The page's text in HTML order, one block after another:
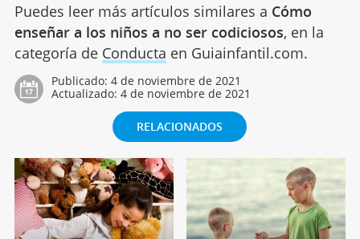
Puedes leer más artículos similares a Cómo
enseñar a los niños a no ser codiciosos, en la
categoría de Conducta en Guiainfantil.com.
Publicado: 4 de noviembre de 2021
Actualizado: 4 de noviembre de 2021
RELACIONADOS